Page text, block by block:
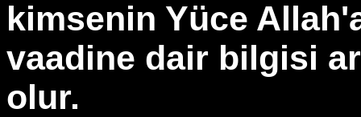
kimsenin Yüce
vaadine dair bilgisi
olur.